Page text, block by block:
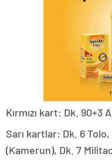
Kırmızı kart: Dk.
Sarı kartlar: Dk. 6
(Kamerun), Dk. 7